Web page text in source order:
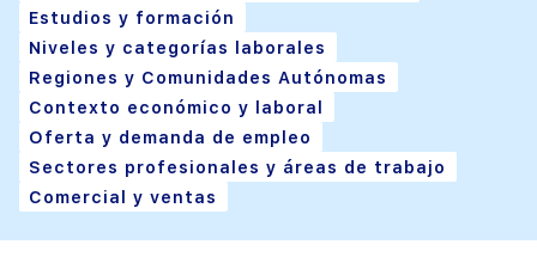
Estudios y formación
Niveles y categorías laborales
Regiones y Comunidades Autónomas
Contexto económico y laboral
Oferta y demanda de empleo
Sectores profesionales y áreas de trabajo
Comercial y ventas